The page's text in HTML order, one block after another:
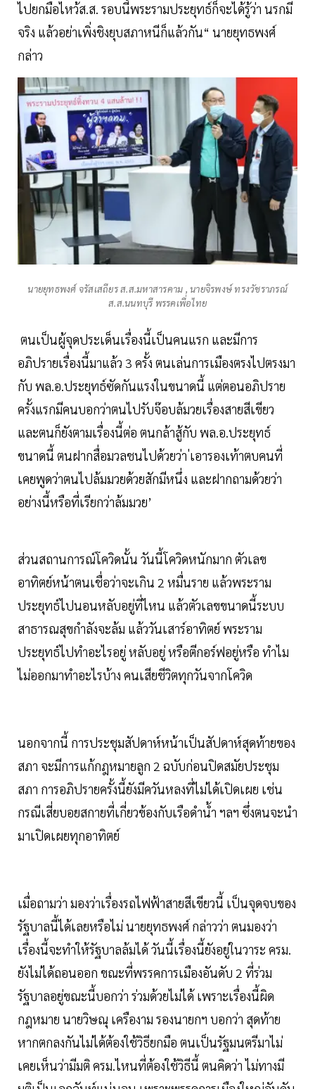
ไปยกมือไหว้ส.ส. รอบนี้พระรามประยุทธ์ก็จะได้รู้ว่า นรกมี
จริง แล้วอย่าเพิ่งชิงยุบสภาหนีก็แล้วกัน“ นายยุทธพงศ์
กล่าว
นายยุทธพงศ์ จรัสเสถียร ส.ส.มหาสารคาม , นายจิรพงษ์ ทรงวัชราภรณ์
ส.ส.นนทบุรี พรรคเพื่อไทย
ตนเป็นผู้จุดประเด็นเรื่องนี้เป็นคนแรก และมีการ
อภิปรายเรื่องนี้มาแล้ว 3 ครั้ง ตนเล่นการเมืองตรงไปตรงมา
กับ พล.อ.ประยุทธ์ซัดกันแรงในขนาดนี้ แต่ตอนอภิปราย
ครั้งแรกมีคนบอกว่าตนไปรับจ๊อบล้มวยเรื่องสายสีเขียว
และตนก็ยังตามเรื่องนี้ต่อ ตนกล้าสู้กับ พล.อ.ประยุทธ์
ขนาดนี้ ตนฝากสื่อมวลชนไปด้วยว่า ่เอารองเท้าตบคนที่
เคยพูดว่าตนไปล้มมวยด้วยสักมีหนึ่ง และฝากถามด้วยว่า
อย่างนี้หรือที่เรียกว่าล้มมวย’
ส่วนสถานการณ์โควิดนั้น วันนี้โควิดหนักมาก ตัวเลข
อาทิตย์หน้าตนเชื่อว่าจะเกิน 2 หมื่นราย แล้วพระราม
ประยุทธ์ไปนอนหลับอยู่ที่ไหน แล้วตัวเลขขนาดนี้ระบบ
สาธารณสุขกำลังจะล้ม แล้ววันเสาร์อาทิตย์ พระราม
ประยุทธ์ไปทำอะไรอยู่ หลับอยู่ หรือตีกอร์ฟอยู่หรือ ทำไม
ไม่ออกมาทำอะไรบ้าง คนเสียชีวิตทุกวันจากโควิด
นอกจากนี้ การประชุมสัปดาห์หน้าเป็นสัปดาห์สุดท้ายของ
สภา จะมีการแก้กฎหมายลูก 2 ฉบับก่อนปิดสมัยประชุม
สภา การอภิปรายครั้งนี้ยังมีควันหลงที่ไม่ได้เปิดเผย เช่น
กรณีเสี่ยบอยสกายที่เกี่ยวข้องกับเรือดำน้ำ ฯลฯ ซึ่งตนจะนำ
มาเปิดเผยทุกอาทิตย์
เมื่อถามว่า มองว่าเรื่องรถไฟฟ้าสายสีเขียวนี้ เป็นจุดจบของ
รัฐบาลนี้ได้เลยหรือไม่ นายยุทธพงศ์ กล่าวว่า ตนมองว่า
เรื่องนี้จะทำให้รัฐบาลล้มได้ วันนี้เรื่องนี้ยังอยู่ในวาระ ครม.
ยังไม่ได้ถอนออก ขณะที่พรรคการเมืองอันดับ 2 ที่ร่วม
รัฐบาลอยู่ขณะนี้บอกว่า ร่วมด้วยไม่ได้ เพราะเรื่องนี้ผิด
กฎหมาย นายวิษณุ เครืองาม รองนายกฯ บอกว่า สุดท้าย
หากตกลงกันไม่ได้ต้องใช้วิธียกมือ ตนเป็นรัฐมนตรีมาไม่
เคยเห็นว่ามีมติ ครม.ไหนที่ต้องใช้วิธีนี้ ตนคิดว่า ไม่ทางมี